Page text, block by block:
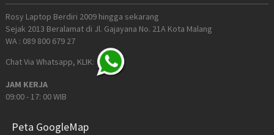
Rosy Laptop Berdiri 2009 hingga sekarang
Sejak 2013 Beralamat di Jl. Gajayana No. 21A Kota Malang
WA : 089 800 679 27
Chat Via Whatsapp, KLIK:
JAM KERJA
09:00 - 17: 00 WIB
Peta GoogleMap